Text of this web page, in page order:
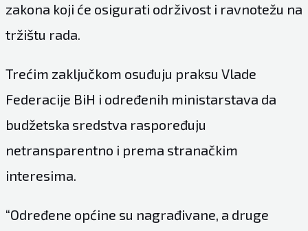
zakona koji će osigurati održivost i ravnotežu na
tržištu rada.
Trećim zaključkom osuđuju praksu Vlade
Federacije BiH i određenih ministarstava da
budžetska sredstva raspoređuju
netransparentno i prema stranačkim
interesima.
“Određene općine su nagrađivane, a druge